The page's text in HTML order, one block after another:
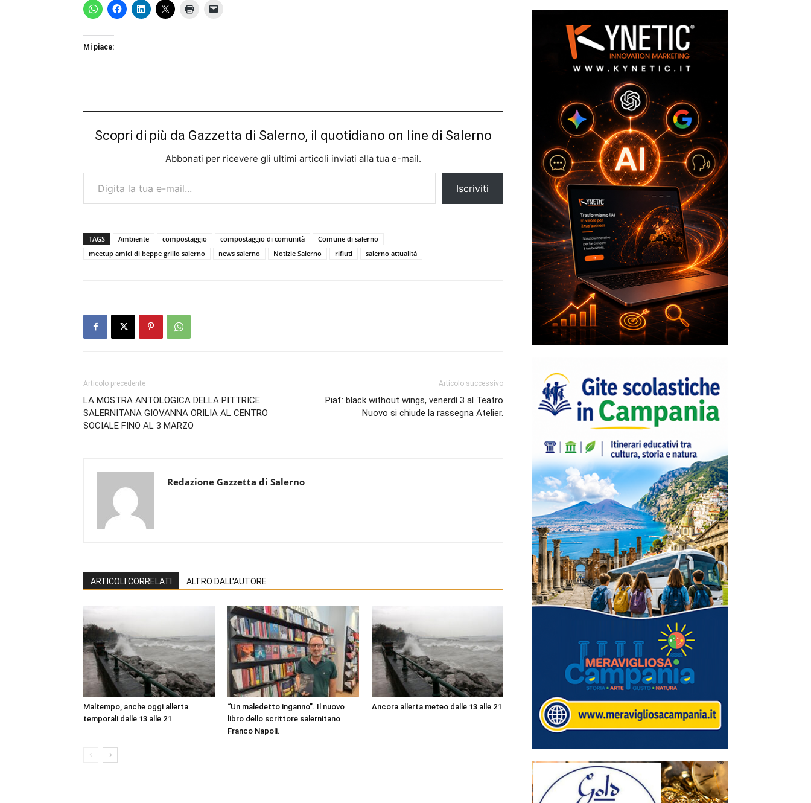
Mi piace:
Scopri di più da Gazzetta di Salerno, il quotidiano on line di Salerno
Abbonati per ricevere gli ultimi articoli inviati alla tua e-mail.
Digita la tua e-mail...
Iscriviti
TAGS Ambiente compostaggio compostaggio di comunità
Comune di salerno
meetup amici di beppe grillo salerno
news salerno Notizie Salerno rifiuti salerno attualità
Articolo precedente
LA MOSTRA ANTOLOGICA DELLA PITTRICE
SALERNITANA GIOVANNA ORILIA AL CENTRO
SOCIALE FINO AL 3 MARZO
Articolo successivo
Piaf: black without wings, venerdì 3 al Teatro
Nuovo si chiude la rassegna Atelier.
Redazione Gazzetta di Salerno
ARTICOLI CORRELATI ALTRO DALL'AUTORE
Maltempo, anche oggi allerta
temporali dalle 13 alle 21
“Un maledetto inganno”. Il nuovo
libro dello scrittore salernitano
Franco Napoli.
Ancora allerta meteo dalle 13 alle 21